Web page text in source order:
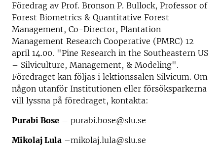
Föredrag av Prof. Bronson P. Bullock, Professor of
Forest Biometrics & Quantitative Forest
Management, Co-Director, Plantation
Management Research Cooperative (PMRC) 12
april 14.00. "Pine Research in the Southeastern US
– Silviculture, Management, & Modeling".
Föredraget kan följas i lektionssalen Silvicum. Om
någon utanför Institutionen eller försöksparkerna
vill lyssna på föredraget, kontakta:
Purabi Bose – purabi.bose@slu.se
Mikolaj Lula –mikolaj.lula@slu.se